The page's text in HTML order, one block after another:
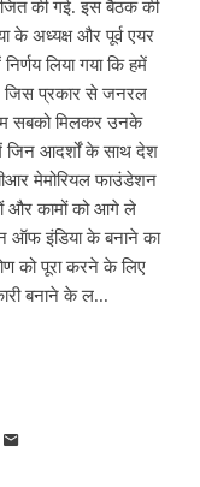
की गई. इस बैठक की
के अध्यक्ष और पूर्व एयर
लिया गया कि हमें
जिस प्रकार से जनरल
सबको मिलकर उनके
जिन आदर्शों के साथ देश
मेमोरियल फाउंडेशन
और कामों को आगे ले
ऑफ इंडिया के बनाने का
को पूरा करने के लिए
बनाने के ल...